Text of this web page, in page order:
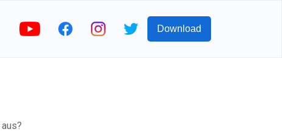
Download
aus?